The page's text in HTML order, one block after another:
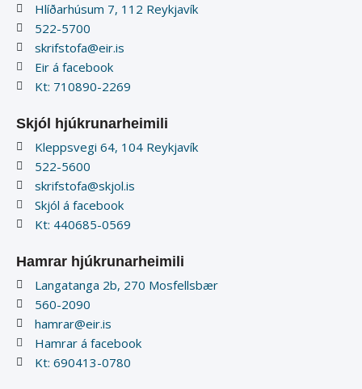
Hlíðarhúsum 7, 112 Reykjavík
522-5700
skrifstofa@eir.is
Eir á facebook
Kt: 710890-2269
Skjól hjúkrunarheimili
Kleppsvegi 64, 104 Reykjavík
522-5600
skrifstofa@skjol.is
Skjól á facebook
Kt: 440685-0569
Hamrar hjúkrunarheimili
Langatanga 2b, 270 Mosfellsbær
560-2090
hamrar@eir.is
Hamrar á facebook
Kt: 690413-0780